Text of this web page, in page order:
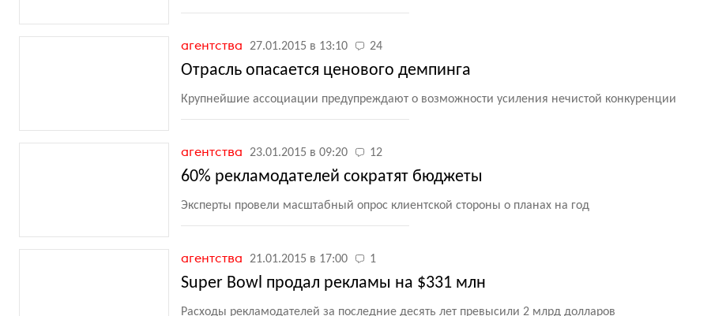
агентства 27.01.2015 в 13:10 24
Отрасль опасается ценового демпинга
Крупнейшие ассоциации предупреждают о возможности усиления нечистой конкуренции
агентства 23.01.2015 в 09:20 12
60% рекламодателей сократят бюджеты
Эксперты провели масштабный опрос клиентской стороны о планах на год
агентства 21.01.2015 в 17:00 1
Super Bowl продал рекламы на $331 млн
Расходы рекламодателей за последние десять лет превысили 2 млрд долларов